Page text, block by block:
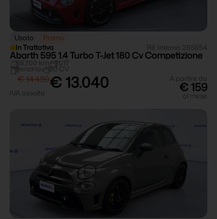
Usato
Promo
In Trattativa
Rif. Interno: 265654
Abarth 595 1.4 Turbo T-Jet 180 Cv Competizione
98.700 km 2017
Benzina 180 CV
€ 13.040
€ 14.490
IVA assolta
A partire da
€ 159
al mese